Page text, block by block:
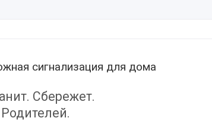
сигнализация для дома
Сбережет.